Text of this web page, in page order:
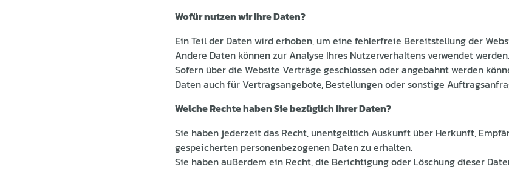
Wofür nutzen wir Ihre Daten?
Ein Teil der Daten wird erhoben, um eine fehlerfreie Bereitstellung der
Andere Daten können zur Analyse Ihres Nutzerverhaltens verwendet werden.
Sofern über die Website Verträge geschlossen oder angebahnt werden
Daten auch für Vertragsangebote, Bestellungen oder sonstige
Welche Rechte haben Sie bezüglich Ihrer Daten?
Sie haben jederzeit das Recht, unentgeltlich Auskunft über Herkunft,
gespeicherten personenbezogenen Daten zu erhalten.
Sie haben außerdem ein Recht, die Berichtigung oder Löschung dieser